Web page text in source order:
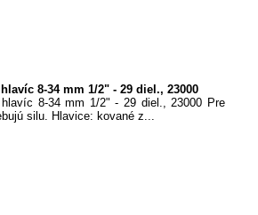
8-34 mm 1/2" - 29 diel., 23000
8-34 mm 1/2" - 29 diel., 23000 Pre
silu. Hlavice: kované z...